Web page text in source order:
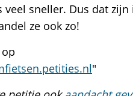
sneller. Dus dat
ze ook zo!
"